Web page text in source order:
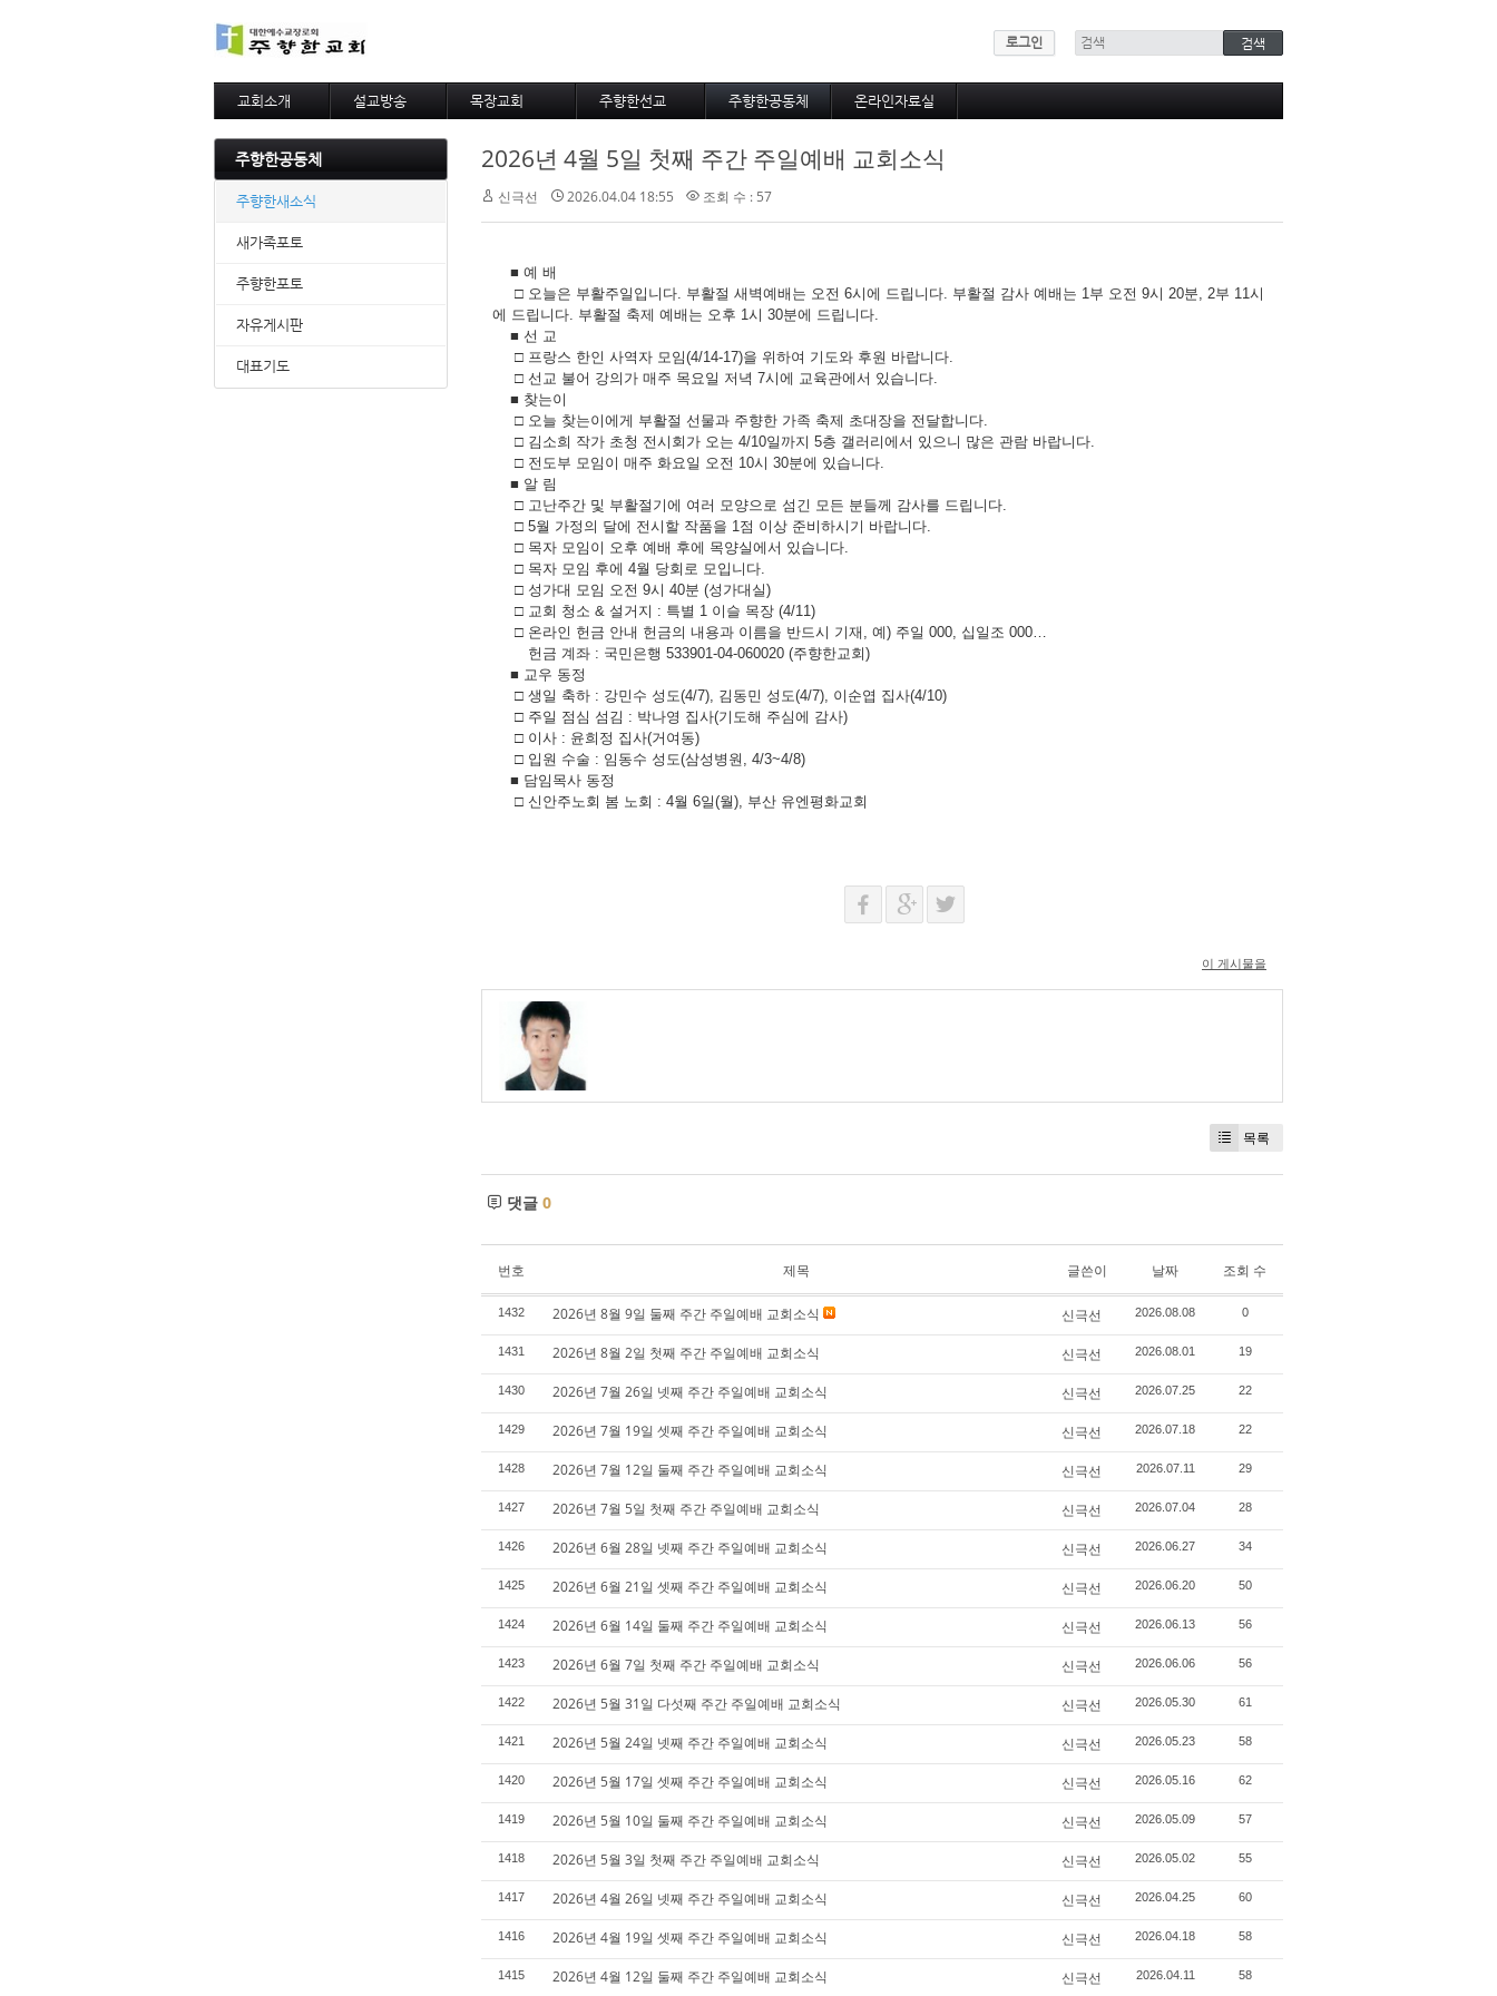
로그인
교회소개
설립비전
목자의편지
팀별사역
제자훈련
설교방송 목장교회
목장사역철학
아름다운목자상
주향한선교
선교사와선교지
선교통신
주향한공동체
새가족포토
주향한포토
자유게시판
대표기도
온라인자료실
주보
주향한공동체
주향한새소식
새가족포토
주향한포토
자유게시판
대표기도
2026년 4월 5일 첫째 주간 주일예배 교회소식
신극선 2026.04.04 18:55 조회 수 : 57
■ 예 배
□ 오늘은 부활주일입니다. 부활절 새벽예배는 오전 6시에 드립니다. 부활절 감사 예배는 1부 오전 9시 20분, 2부 11시
에 드립니다. 부활절 축제 예배는 오후 1시 30분에 드립니다.
■ 선 교
□ 프랑스 한인 사역자 모임(4/14-17)을 위하여 기도와 후원 바랍니다.
□ 선교 불어 강의가 매주 목요일 저녁 7시에 교육관에서 있습니다.
■ 찾는이
□ 오늘 찾는이에게 부활절 선물과 주향한 가족 축제 초대장을 전달합니다.
□ 김소희 작가 초청 전시회가 오는 4/10일까지 5층 갤러리에서 있으니 많은 관람 바랍니다.
□ 전도부 모임이 매주 화요일 오전 10시 30분에 있습니다.
■ 알 림
□ 고난주간 및 부활절기에 여러 모양으로 섬긴 모든 분들께 감사를 드립니다.
□ 5월 가정의 달에 전시할 작품을 1점 이상 준비하시기 바랍니다.
□ 목자 모임이 오후 예배 후에 목양실에서 있습니다.
□ 목자 모임 후에 4월 당회로 모입니다.
□ 성가대 모임 오전 9시 40분 (성가대실)
□ 교회 청소 & 설거지 : 특별 1 이슬 목장 (4/11)
□ 온라인 헌금 안내 헌금의 내용과 이름을 반드시 기재, 예) 주일 000, 십일조 000…
헌금 계좌 : 국민은행 533901-04-060020 (주향한교회)
■ 교우 동정
□ 생일 축하 : 강민수 성도(4/7), 김동민 성도(4/7), 이순엽 집사(4/10)
□ 주일 점심 섬김 : 박나영 집사(기도해 주심에 감사)
□ 이사 : 윤희정 집사(거여동)
□ 입원 수술 : 임동수 성도(삼성병원, 4/3~4/8)
■ 담임목사 동정
□ 신안주노회 봄 노회 : 4월 6일(월), 부산 유엔평화교회
이 게시물을
목록
댓글 0
번호 제목 글쓴이 날짜 조회 수
1432 2026년 8월 9일 둘째 주간 주일예배 교회소식 신극선 2026.08.08 0
1431 2026년 8월 2일 첫째 주간 주일예배 교회소식 신극선 2026.08.01 19
1430 2026년 7월 26일 넷째 주간 주일예배 교회소식 신극선 2026.07.25 22
1429 2026년 7월 19일 셋째 주간 주일예배 교회소식 신극선 2026.07.18 22
1428 2026년 7월 12일 둘째 주간 주일예배 교회소식 신극선 2026.07.11 29
1427 2026년 7월 5일 첫째 주간 주일예배 교회소식 신극선 2026.07.04 28
1426 2026년 6월 28일 넷째 주간 주일예배 교회소식 신극선 2026.06.27 34
1425 2026년 6월 21일 셋째 주간 주일예배 교회소식 신극선 2026.06.20 50
1424 2026년 6월 14일 둘째 주간 주일예배 교회소식 신극선 2026.06.13 56
1423 2026년 6월 7일 첫째 주간 주일예배 교회소식 신극선 2026.06.06 56
1422 2026년 5월 31일 다섯째 주간 주일예배 교회소식 신극선 2026.05.30 61
1421 2026년 5월 24일 넷째 주간 주일예배 교회소식 신극선 2026.05.23 58
1420 2026년 5월 17일 셋째 주간 주일예배 교회소식 신극선 2026.05.16 62
1419 2026년 5월 10일 둘째 주간 주일예배 교회소식 신극선 2026.05.09 57
1418 2026년 5월 3일 첫째 주간 주일예배 교회소식 신극선 2026.05.02 55
1417 2026년 4월 26일 넷째 주간 주일예배 교회소식 신극선 2026.04.25 60
1416 2026년 4월 19일 셋째 주간 주일예배 교회소식 신극선 2026.04.18 58
1415 2026년 4월 12일 둘째 주간 주일예배 교회소식 신극선 2026.04.11 58